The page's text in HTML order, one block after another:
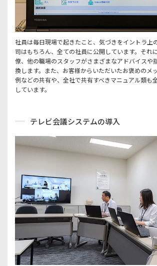
社員は毎日現場で起きたこと、気づきをイントラ上
司はもちろん、全ての社員に公開しています。それ
僚、他の職場のスタッフがさまざまなアドバイスや
換します。また、お客様からいただいたお褒めのメ
例などの共有や、全社で共有すべきマニュアル類も
しています。
テレビ会議システムの導入